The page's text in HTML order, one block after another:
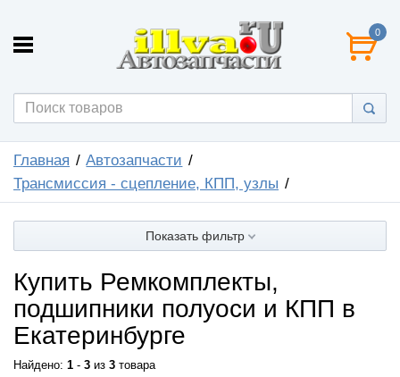
0
Главная
Автозапчасти
Трансмиссия - сцепление, КПП, узлы
Показать фильтр
Купить Ремкомплекты,
подшипники полуоси и КПП в
Екатеринбурге
Найдено: 1 - 3 из 3 товара